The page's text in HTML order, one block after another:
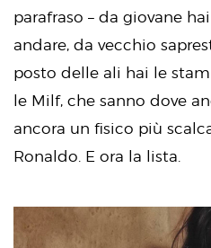
parafraso – da giovane
andare, da vecchio
posto delle ali hai le
le Milf, che sanno dove
ancora un fisico più
Ronaldo. E ora la lista.